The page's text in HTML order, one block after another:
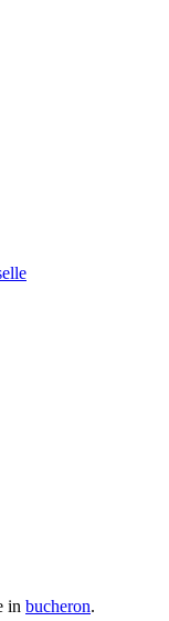
in bucheron.